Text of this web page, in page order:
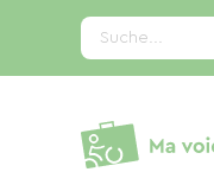
Suche...
Cookie-Einstellungen